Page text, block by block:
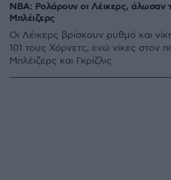
NBA: Ρολάρουν οι Λέικερς, άλωσαν
Μπλέιζερς
Οι Λέικερς βρίσκουν ρυθμό και
101 τους Χόρνετς, ενώ νίκες στον
Μπλέιζερς και Γκρίζλις